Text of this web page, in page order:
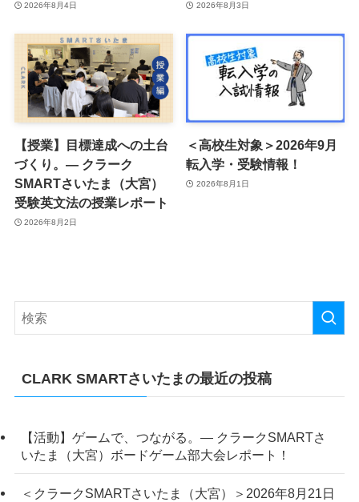
2026年8月4日 2026年8月3日
【授業】目標達成への土台
づくり。― クラーク
SMARTさいたま（大宮）
受験英文法の授業レポート
2026年8月2日
＜高校生対象＞2026年9月
転入学・受験情報！
2026年8月1日
CLARK SMARTさいたまの最近の投稿
【活動】ゲームで、つながる。― クラークSMARTさ
いたま（大宮）ボードゲーム部大会レポート！
＜クラークSMARTさいたま（大宮）＞2026年8月21日